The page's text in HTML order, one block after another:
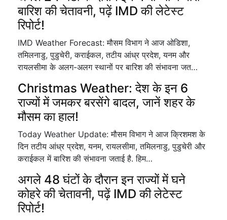
बारिश की चेतावनी, पढ़ें IMD की लेटेस्ट
रिपोर्ट!
IMD Weather Forecast: मौसम विभाग ने आज ओडिशा,
तमिलनाडु, पुडुचेरी, कराईकल, तटीय आंध्र प्रदेश, यनम और
रायलसीमा के अलग-अलग स्थानों पर बारिश की संभावना जत…
Christmas Weather: देश के इन 6
राज्यों में जमकर बरसेंगे बादल, जानें शहर के
मौसम का हाल!
Today Weather Update: मौसम विभाग ने आज क्रिशमश के
दिन तटीय आंध्र प्रदेश, यनम, रायलसीमा, तमिलनाडु, पुडुचेरी और
कराईकल में बारिश की संभावना जताई है. हिम…
अगले 48 घंटों के दौरान इन राज्यों में घने
कोहरे की चेतावनी, पढ़ें IMD की लेटेस्ट
रिपोर्ट!